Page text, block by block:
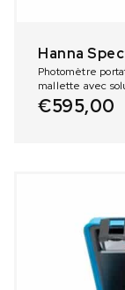
Hanna
Photomètre
mallette avec
€595,00